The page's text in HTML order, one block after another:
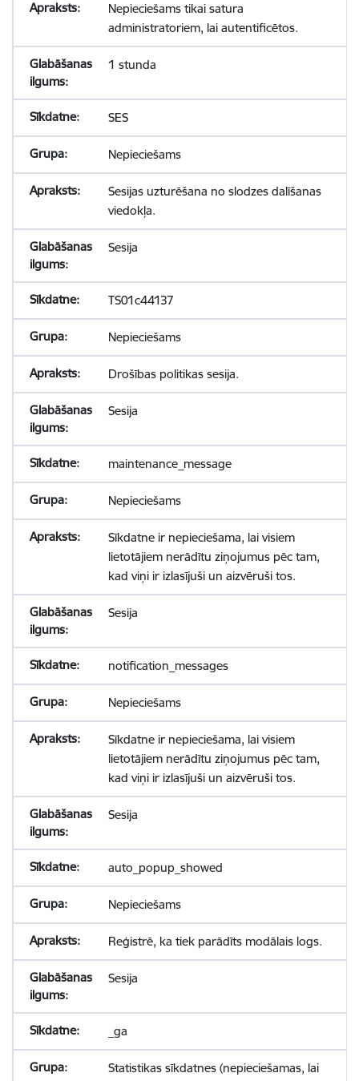
Nepieciešams tikai satura
administratoriem, lai autentificētos.
1 stunda
SES
Nepieciešams
Sesijas uzturēšana no slodzes dalīšanas
viedokļa.
Sesija
TS01c44137
Nepieciešams
Drošības politikas sesija.
Sesija
maintenance_message
Nepieciešams
Sīkdatne ir nepieciešama, lai visiem
lietotājiem nerādītu ziņojumus pēc tam,
kad viņi ir izlasījuši un aizvēruši tos.
Sesija
notification_messages
Nepieciešams
Sīkdatne ir nepieciešama, lai visiem
lietotājiem nerādītu ziņojumus pēc tam,
kad viņi ir izlasījuši un aizvēruši tos.
Sesija
auto_popup_showed
Nepieciešams
Reģistrē, ka tiek parādīts modālais logs.
Sesija
_ga
Statistikas sīkdatnes (nepieciešamas, lai